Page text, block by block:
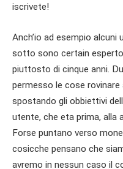
iscrivete!
Anch’io ad esempio
sotto sono certain
piuttosto di cinque anni.
permesso le cose
spostando gli obbiettivi
utente, che eta prima, alla
Forse puntano verso
cosicche pensano che
avremo in nessun caso il